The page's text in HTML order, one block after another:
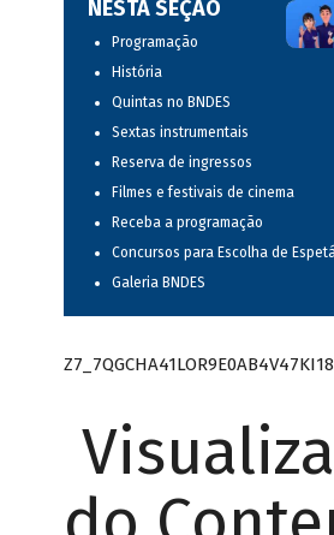
NESTA SEÇÃO
Programação
História
Quintas no BNDES
Sextas instrumentais
Reserva de ingressos
Filmes e festivais de cinema
Receba a programação
Concursos para Escolha de
Galeria BNDES